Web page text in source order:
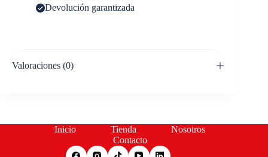
Devolución garantizada
Valoraciones (0)
Inicio Tienda
Nosotros
Contacto